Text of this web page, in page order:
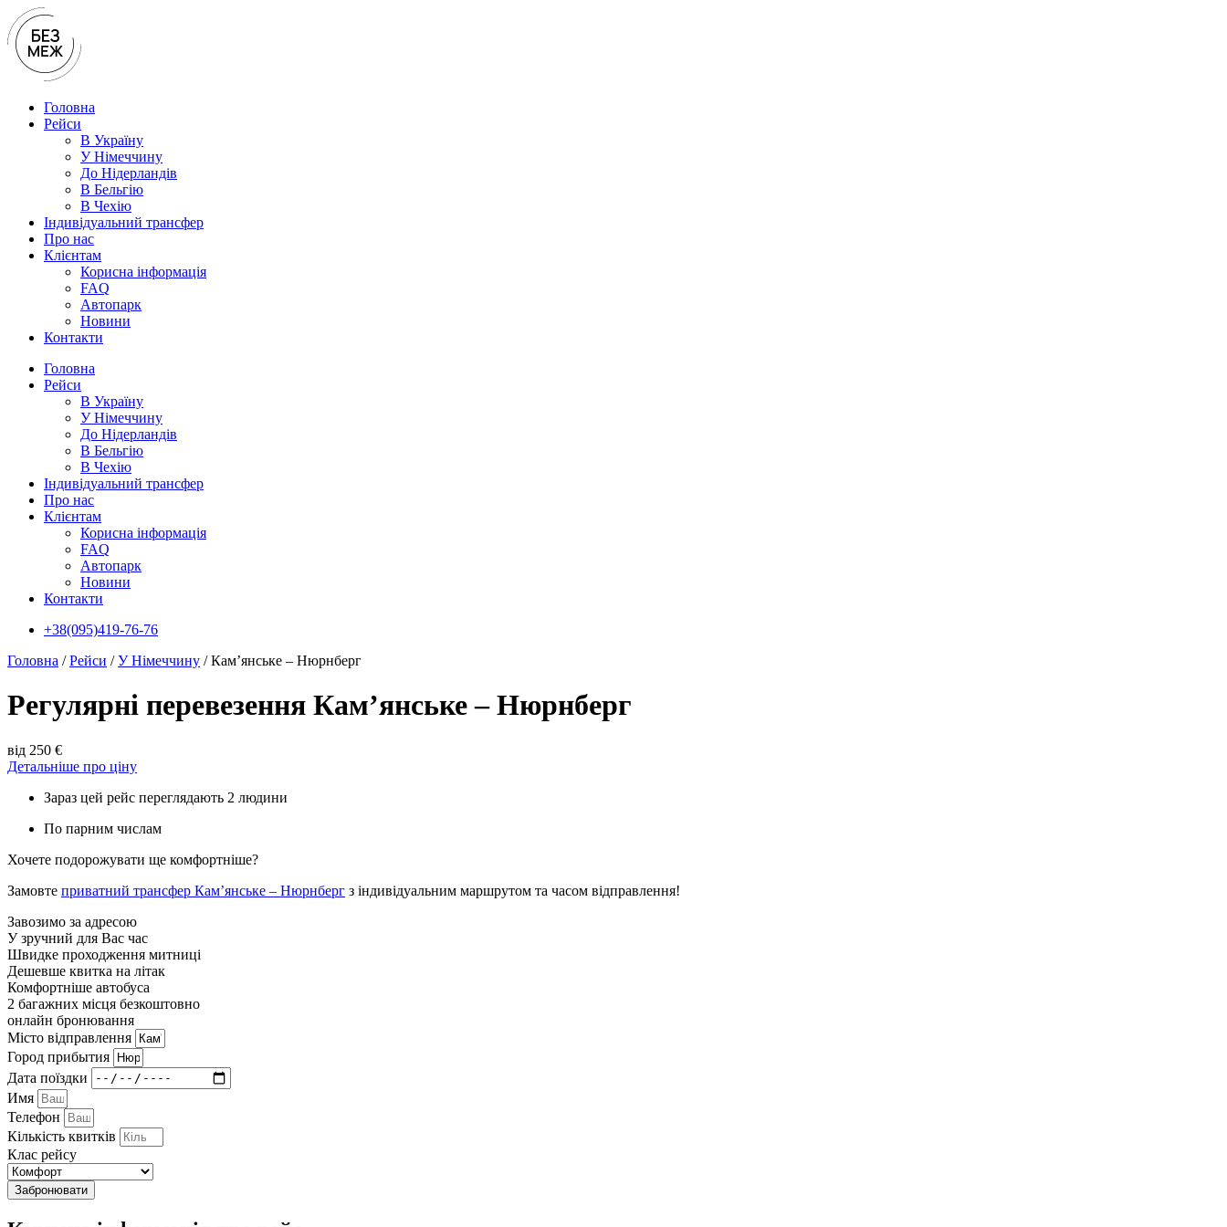
Перейти
до
вмісту
Головна
Рейси
В Україну
У Нiмеччину
До Нідерландів
В Бельгію
В Чехiю
Індивідуальний трансфер
Про нас
Клієнтам
Корисна інформація
FAQ
Автопарк
Новини
Контакти
Головна
Рейси
В Україну
У Нiмеччину
До Нідерландів
В Бельгію
В Чехiю
Індивідуальний трансфер
Про нас
Клієнтам
Корисна інформація
FAQ
Автопарк
Новини
Контакти
+38(095)419-76-76
Головна /Рейси /У Нiмеччину /Кам’янське – Нюрнберг
Регулярні перевезення Кам’янське – Нюрнберг
від 250 €
Детальніше про ціну
Зараз цей рейс переглядають 2 людини
По парним числам
Хочете подорожувати ще комфортніше?
Замовте приватний трансфер Кам’янське – Нюрнберг з індивідуальним маршрутом та часом відправлення!
Завозимо за адресою
У зручний для Вас час
Швидке проходження митниці
Дешевше квитка на літак
Комфортніше автобуса
2 багажних місця безкоштовно
онлайн бронювання
Мiсто вiдправлення
Город прибытия
Дата поїздки
Имя
Телефон
Кількість квитків
Клас рейсу
Забронювати